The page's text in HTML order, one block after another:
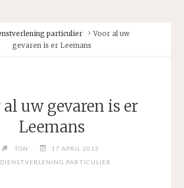
particulier
Voor al uw
gevaren is er Leemans
al uw gevaren is er
Leemans
TON
17 APRIL 2013
DIENSTVERLENING PARTICULIER